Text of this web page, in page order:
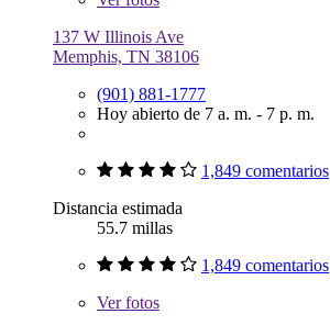
137 W Illinois Ave
Memphis, TN 38106
(901) 881-1777
Hoy abierto de 7 a. m. - 7 p. m.
1,849 comentarios
Distancia estimada
55.7 millas
1,849 comentarios
Verfotos